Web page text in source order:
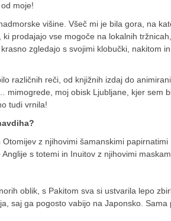
moje!
višine. Všeč mi je bila gora, na
ki prodajajo vse mogoče na lokalnih tržnicah,
zgledajo s svojimi klobučki, nakitom in
različnih reči, od knjižnih izdaj do
mimogrede, moj obisk Ljubljane, kjer sem
tudi vrnila!
z njihovimi šamanskimi papirnatimi
s totemi in Inuitov z njihovimi
oblik, s Pakitom sva si ustvarila lepo
saj ga pogosto vabijo na Japonsko. Sama